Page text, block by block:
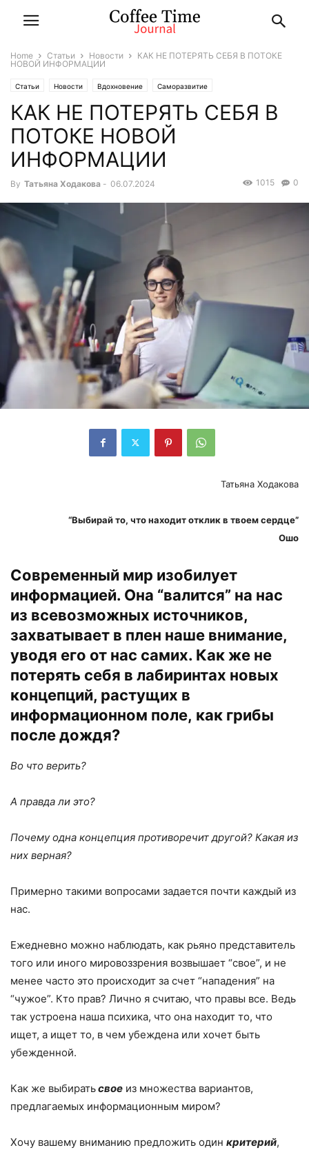
Home Статьи Новости
КАК НЕ ПОТЕРЯТЬ СЕБЯ В ПОТОКЕ
НОВОЙ ИНФОРМАЦИИ
Статьи Новости Вдохновение Саморазвитие
КАК НЕ ПОТЕРЯТЬ СЕБЯ В
ПОТОКЕ НОВОЙ
ИНФОРМАЦИИ
By Татьяна Ходакова - 06.07.2024 0
1015
Татьяна Ходакова
“Выбирай то, что находит отклик в твоем сердце”
Ошо
Современный мир изобилует
информацией. Она “валится” на нас
из всевозможных источников,
захватывает в плен наше внимание,
уводя его от нас самих. Как же не
потерять себя в лабиринтах новых
концепций, растущих в
информационном поле, как грибы
после дождя?
Во что верить?
А правда ли это?
Почему одна концепция противоречит другой? Какая из
них верная?
Примерно такими вопросами задается почти каждый из
нас.
Ежедневно можно наблюдать, как рьяно представитель
того или иного мировоззрения возвышает “свое”, и не
менее часто это происходит за счет “нападения” на
“чужое”. Кто прав? Лично я считаю, что правы все. Ведь
так устроена наша психика, что она находит то, что
ищет, а ищет то, в чем убеждена или хочет быть
убежденной.
Как же выбиратьсвое из множества вариантов,
предлагаемых информационным миром?
Хочу вашему вниманию предложить один критерий,